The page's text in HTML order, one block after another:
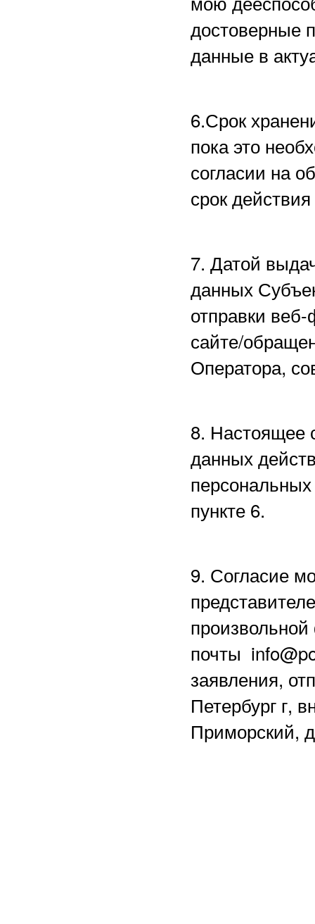
достоверные
данные в
6.Срок
пока это
согласии на
срок
7. Датой
данных
отправки
сайте/
Оператора,
8. Настоящее
данных
пункте 6.
9. Согласие
почты
заявления,
Петербург г,
Приморский,